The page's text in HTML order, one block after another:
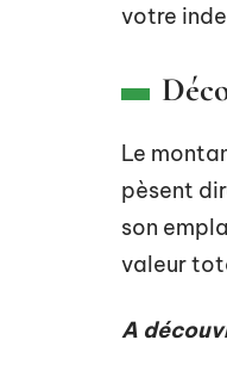
votre
Le
pèsent
son
valeur
A